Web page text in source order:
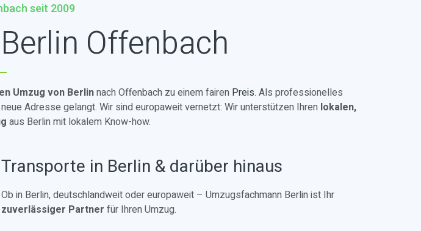
seit 2009
Offenbach
Umzug von Berlinnach Offenbach zu einem fairen Preis. Als professionelles
Adresse gelangt. Wir sind europaweit vernetzt: Wir unterstützen Ihren lokalen,
aus Berlin mit lokalem Know-how.
Transporte in Berlin & darüber hinaus
Ob in Berlin, deutschlandweit oder europaweit – Umzugsfachmann Berlin ist Ihr
zuverlässiger Partner für Ihren Umzug.